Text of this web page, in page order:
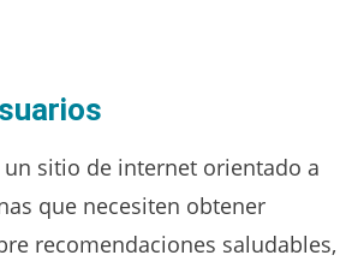
un sitio de internet orientado a
que necesiten obtener
recomendaciones saludables,